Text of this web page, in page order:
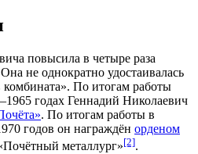
повысила в четыре раза
не однократно удостаивалась
По итогам работы
1965 годах Геннадий Николаевич
. По итогам работы в
годов он награждён орденом
Почётный металлург»[2].